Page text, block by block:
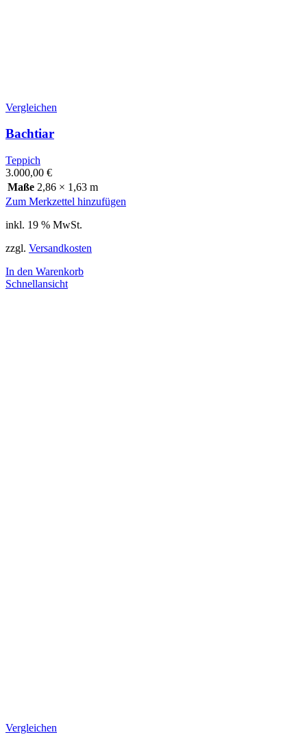
Vergleichen
Bachtiar
Teppich
3.000,00 €
Maße 2,86 × 1,63 m
Zum Merkzettel hinzufügen
inkl. 19 % MwSt.
zzgl. Versandkosten
In den Warenkorb
Schnellansicht
Vergleichen